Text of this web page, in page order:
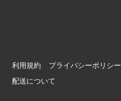
利用規約 プライバシーポリシー
配送について